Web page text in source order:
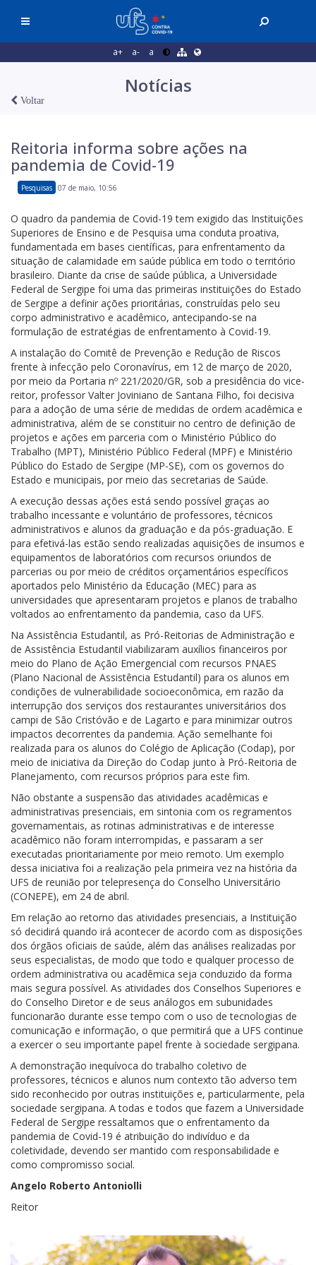
a+ a- a
Notícias
Voltar
Reitoria informa sobre ações na
pandemia de Covid-19
Pesquisas 07 de maio, 10:56
O quadro da pandemia de Covid-19 tem exigido das Instituições
Superiores de Ensino e de Pesquisa uma conduta proativa,
fundamentada em bases científicas, para enfrentamento da
situação de calamidade em saúde pública em todo o território
brasileiro. Diante da crise de saúde pública, a Universidade
Federal de Sergipe foi uma das primeiras instituições do Estado
de Sergipe a definir ações prioritárias, construídas pelo seu
corpo administrativo e acadêmico, antecipando-se na
formulação de estratégias de enfrentamento à Covid-19.
A instalação do Comitê de Prevenção e Redução de Riscos
frente à infecção pelo Coronavírus, em 12 de março de 2020,
por meio da Portaria nº 221/2020/GR, sob a presidência do vice-
reitor, professor Valter Joviniano de Santana Filho, foi decisiva
para a adoção de uma série de medidas de ordem acadêmica e
administrativa, além de se constituir no centro de definição de
projetos e ações em parceria com o Ministério Público do
Trabalho (MPT), Ministério Público Federal (MPF) e Ministério
Público do Estado de Sergipe (MP-SE), com os governos do
Estado e municipais, por meio das secretarias de Saúde.
A execução dessas ações está sendo possível graças ao
trabalho incessante e voluntário de professores, técnicos
administrativos e alunos da graduação e da pós-graduação. E
para efetivá-las estão sendo realizadas aquisições de insumos e
equipamentos de laboratórios com recursos oriundos de
parcerias ou por meio de créditos orçamentários específicos
aportados pelo Ministério da Educação (MEC) para as
universidades que apresentaram projetos e planos de trabalho
voltados ao enfrentamento da pandemia, caso da UFS.
Na Assistência Estudantil, as Pró-Reitorias de Administração e
de Assistência Estudantil viabilizaram auxílios financeiros por
meio do Plano de Ação Emergencial com recursos PNAES
(Plano Nacional de Assistência Estudantil) para os alunos em
condições de vulnerabilidade socioeconômica, em razão da
interrupção dos serviços dos restaurantes universitários dos
campi de São Cristóvão e de Lagarto e para minimizar outros
impactos decorrentes da pandemia. Ação semelhante foi
realizada para os alunos do Colégio de Aplicação (Codap), por
meio de iniciativa da Direção do Codap junto à Pró-Reitoria de
Planejamento, com recursos próprios para este fim.
Não obstante a suspensão das atividades acadêmicas e
administrativas presenciais, em sintonia com os regramentos
governamentais, as rotinas administrativas e de interesse
acadêmico não foram interrompidas, e passaram a ser
executadas prioritariamente por meio remoto. Um exemplo
dessa iniciativa foi a realização pela primeira vez na história da
UFS de reunião por telepresença do Conselho Universitário
(CONEPE), em 24 de abril.
Em relação ao retorno das atividades presenciais, a Instituição
só decidirá quando irá acontecer de acordo com as disposições
dos órgãos oficiais de saúde, além das análises realizadas por
seus especialistas, de modo que todo e qualquer processo de
ordem administrativa ou acadêmica seja conduzido da forma
mais segura possível. As atividades dos Conselhos Superiores e
do Conselho Diretor e de seus análogos em subunidades
funcionarão durante esse tempo com o uso de tecnologias de
comunicação e informação, o que permitirá que a UFS continue
a exercer o seu importante papel frente à sociedade sergipana.
A demonstração inequívoca do trabalho coletivo de
professores, técnicos e alunos num contexto tão adverso tem
sido reconhecido por outras instituições e, particularmente, pela
sociedade sergipana. A todas e todos que fazem a Universidade
Federal de Sergipe ressaltamos que o enfrentamento da
pandemia de Covid-19 é atribuição do indivíduo e da
coletividade, devendo ser mantido com responsabilidade e
como compromisso social.
Angelo Roberto Antoniolli
Reitor